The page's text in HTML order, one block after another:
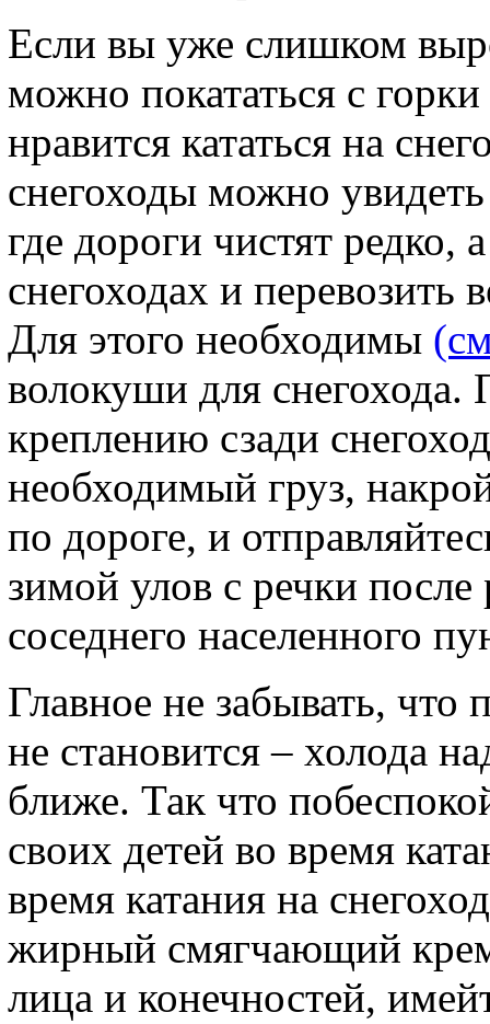
Если вы уже слишком
можно покататься с
нравится кататься на
снегоходы можно
где дороги чистят редко,
снегоходах и
Для этого необходимы
волокуши для снегохода.
креплению сзади
необходимый груз,
по дороге, и
зимой улов с речки
соседнего населенного
Главное не забывать, что
не становится – холода
ближе. Так что
своих детей во время
время катания на
жирный смягчающий
лица и конечностей,